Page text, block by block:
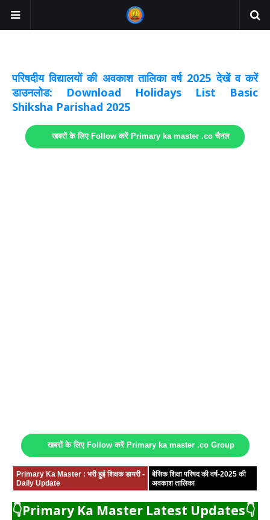
परिषदीय विद्यालयों की अवकाश तालिका वर्ष 2025 देखें व करें
डाउनलोड: Download Holidays List Basic
Shiksha Parishad 2025
खबरों के लिए Follow करें Primary ka master .co चैनल
खबरों के लिए Follow करें Primary ka master .co Group
Primary Ka Master : भरी हुई शिक्षक डायरी -
Daily Update
बेसिक शिक्षा परिषद की वर्ष-2025 की
अवकाश तालिका
👇Primary Ka Master Latest Updates👇